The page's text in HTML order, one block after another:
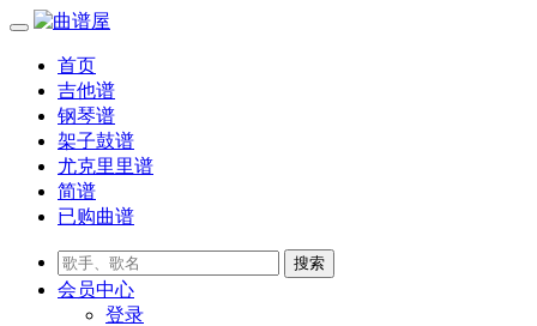
首页
吉他谱
钢琴谱
架子鼓谱
尤克里里谱
简谱
已购曲谱
会员中心
登录